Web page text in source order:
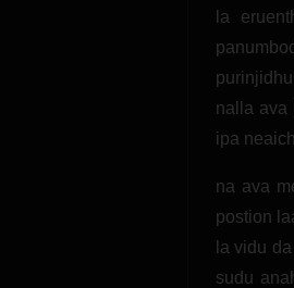
la
nalla ava
ipa
na ava
postion
la vidu
sudu